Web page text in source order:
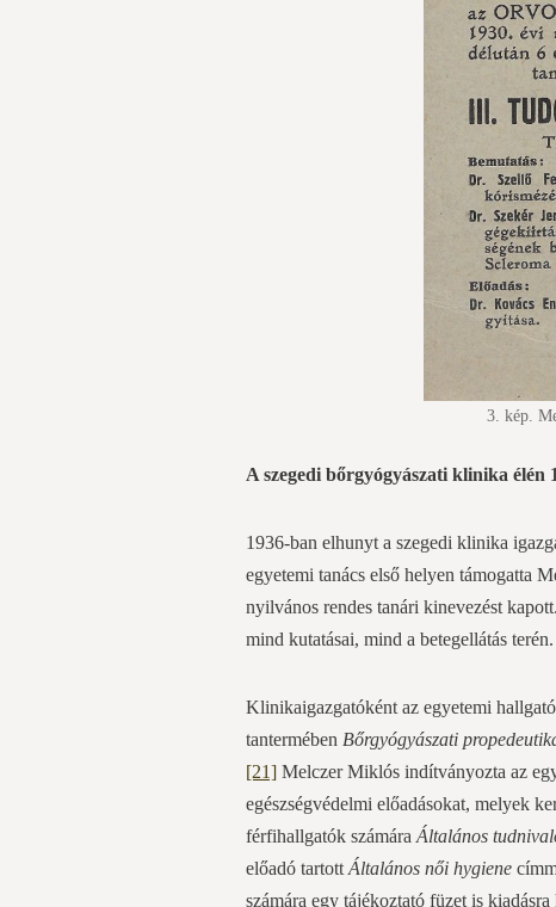
3. kép.
A szegedi bőrgyógyászati klinika élén
1936-ban elhunyt a szegedi klinika
egyetemi tanács első helyen támogatta
nyilvános rendes tanári kinevezést kapott.
mind kutatásai, mind a betegellátás terén.
Klinikaigazgatóként az egyetemi
tantermében Bőrgyógyászati
[21] Melczer Miklós indítványozta az
egészségvédelmi előadásokat, melyek
férfihallgatók számáraÁltalános
előadó tartottÁltalános női hygiene
számára egy tájékoztató füzet is